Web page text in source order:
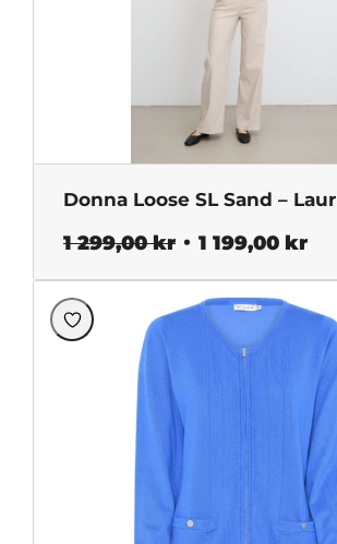
Donna Loose SL Sand –
1 299,00kr Det
priset
var:
299,00 kr.
1 199,00 krDet
är: